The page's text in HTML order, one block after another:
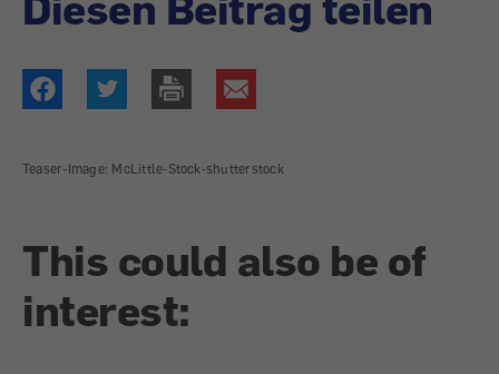
Teaser-Image: McLittle-Stock-shutterstock
This could also be of
interest: